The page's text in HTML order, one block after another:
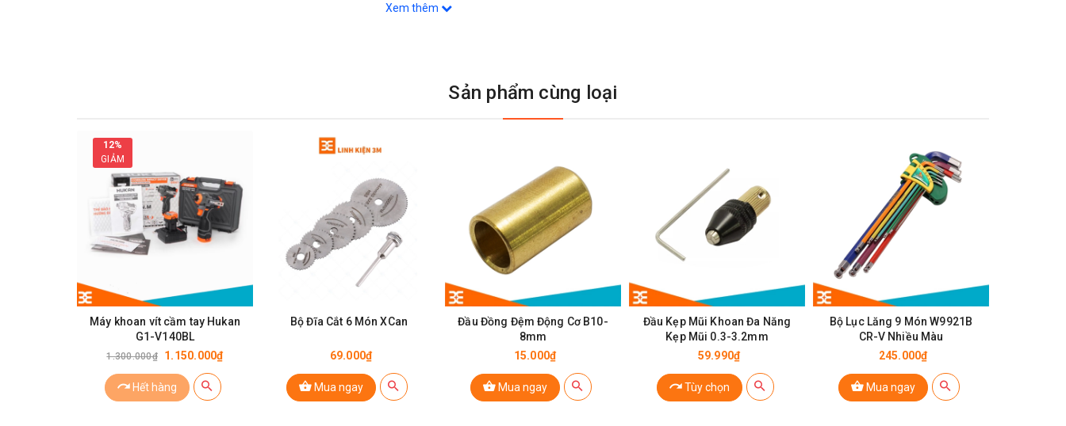
Bộ Lưỡi Cắt 7 Món Đa Năng
Thông Số Kỹ Thuật Của Bộ Lưỡi Cắt 7 Món:
Phù hợp để cắt nhựa, gỗ, mạch điện tử một cách dễ dàng.
Xem thêm
Sản phẩm cùng loại
12%
GIẢM
Máy khoan vít cầm tay Hukan
G1-V140BL
1.300.000₫ 1.150.000₫
Hết hàng
Bộ Đĩa Cắt 6 Món XCan
69.000₫
Mua ngay
Đầu Đồng Đệm Động Cơ B10-
8mm
15.000₫
Mua ngay
Đầu Kẹp Mũi Khoan Đa Năng
Kẹp Mũi 0.3-3.2mm
59.990₫
Tùy chọn
Bộ Lục Lăng 9 Món W9921B
CR-V Nhiều Màu
245.000₫
Mua ngay